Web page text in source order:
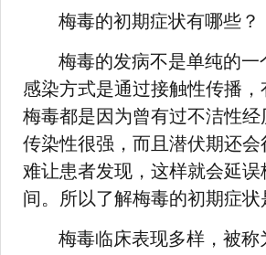
梅毒的初期症状有哪些？
梅毒的发病不是单纯的一
感染方式是通过接触性传播
梅毒都是因为曾有过不洁性经
传染性很强，而且潜伏期还会
难让患者发现，这样就会延
间。所以了解梅毒的初期症状
梅毒临床表现多样，被称